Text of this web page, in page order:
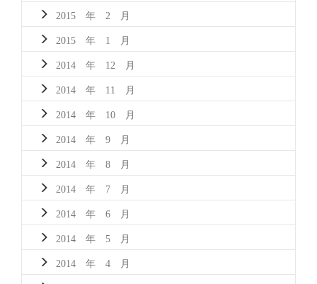
2015 年 2 月
2015 年 1 月
2014 年 12 月
2014 年 11 月
2014 年 10 月
2014 年 9 月
2014 年 8 月
2014 年 7 月
2014 年 6 月
2014 年 5 月
2014 年 4 月